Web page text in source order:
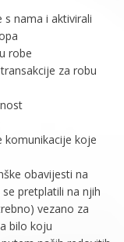
nama i aktivirali
robe
za robu
komunikacije koje
obavijesti na
pretplatili na njih
vezano za
bilo koju